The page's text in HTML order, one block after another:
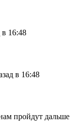
в 16:48
в 16:48
пройдут дальше